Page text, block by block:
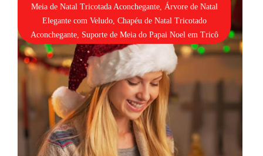
Meia de Natal Tricotada Aconchegante, Árvore de Natal
Elegante com Veludo, Chapéu de Natal Tricotado
Aconchegante, Suporte de Meia do Papai Noel em Tricô